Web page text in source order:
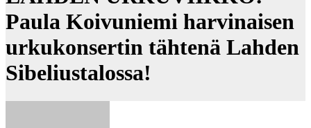
Paula Koivuniemi harvinaisen
urkukonsertin tähtenä Lahden
Sibeliustalossa!